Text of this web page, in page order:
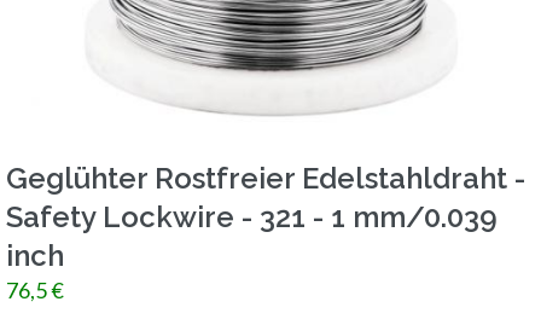
Geglühter Rostfreier Edelstahldraht -
Safety Lockwire - 321 - 1 mm/0.039
inch
76,5 €